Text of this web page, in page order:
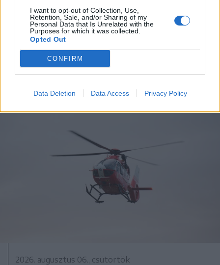
I want to opt-out of Collection, Use,
Retention, Sale, and/or Sharing of my
Personal Data that Is Unrelated with the
Purposes for which it was collected.
Opted Out
CONFIRM
Data Deletion Data Access Privacy Policy
2026. augusztus 06., csütörtök
Szent István ünneppel indul az idei
Székelyföldi Lovas Ünnep
2026. augusztus 06., csütörtök